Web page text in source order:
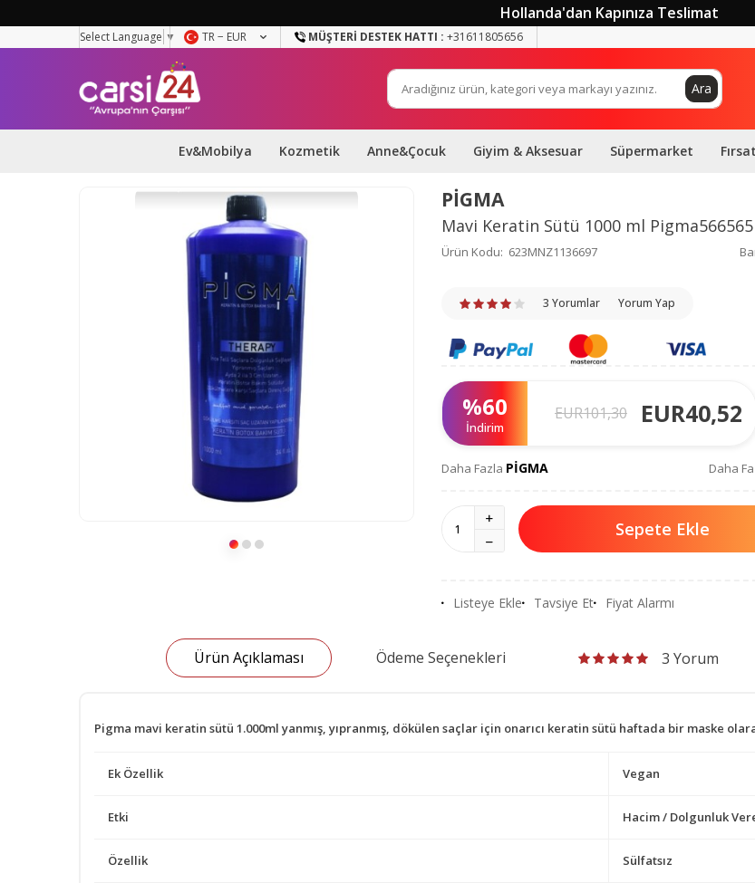
Hollanda'dan Kapınıza Teslimat
Select Language ▼ TR − EUR MÜŞTERI DESTEK HATTI : +31611805656
Ara
Ev&Mobilya Kozmetik Anne&Çocuk Giyim & Aksesuar Süpermarket
PİGMA
Mavi Keratin Sütü 1000 ml Pigma566565
Ürün Kodu: 623MNZ1136697
3 Yorumlar Yorum Yap
%60
İndirim
EUR101,30 EUR40,52
Daha Fazla PİGMA Daha
Sepete Ekle
Listeye Ekle Tavsiye Et Fiyat Alarmı
Ürün Açıklaması Ödeme Seçenekleri 3 Yorum
Pigma mavi keratin sütü 1.000ml yanmış, yıpranmış, dökülen saçlar için onarıcı keratin sütü haftada bir maske
Ek Özellik Vegan
Etki Hacim / Dolgunluk
Özellik Sülfatsız